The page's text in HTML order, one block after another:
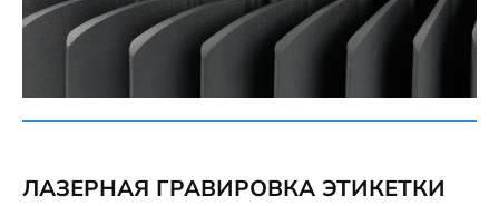
ЛАЗЕРНАЯ ГРАВИРОВКА ЭТИКЕТКИ